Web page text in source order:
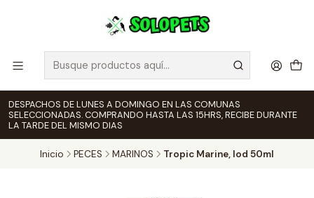
DESPACHOS DE LUNES A DOMINGO EN LAS COMUNAS
SELECCIONADAS. COMPRANDO HASTA LAS 15HRS, RECIBE DURANTE
LA TARDE DEL MISMO DIAS
Inicio PECES MARINOS Tropic Marine, Iod 50ml